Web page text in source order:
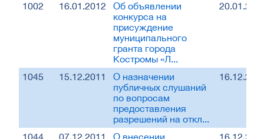
1002 16.01.2012
Об объявлении
конкурса на
присуждение
муниципального
гранта города
Костромы «Л...
1045 15.12.2011
О назначении
публичных слушаний
по вопросам
предоставления
разрешений на откл...
1044 07.12.2011
О внесении